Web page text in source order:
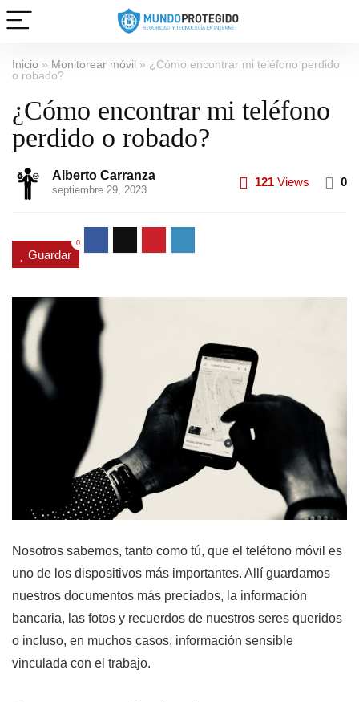
Inicio » Monitorear móvil » ¿Cómo encontrar mi teléfono perdido
o robado?
¿Cómo encontrar mi teléfono
perdido o robado?
Alberto Carranza
septiembre 29, 2023
121 Views 0
Guardar
0
Nosotros sabemos, tanto como tú, que el teléfono móvil es
uno de los dispositivos más importantes. Allí guardamos
nuestros documentos más preciados, la información
bancaria, las fotos y recuerdos de nuestros seres queridos
o incluso, en muchos casos, información sensible
vinculada con el trabajo.